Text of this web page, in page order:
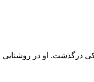
مشکوکی درگذشت. او در روشنایی